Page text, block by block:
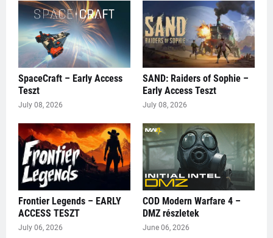
SpaceCraft – Early Access
Teszt
July 08, 2026
SAND: Raiders of Sophie –
Early Access Teszt
July 08, 2026
Frontier Legends – EARLY
ACCESS TESZT
July 06, 2026
COD Modern Warfare 4 –
DMZ részletek
June 06, 2026